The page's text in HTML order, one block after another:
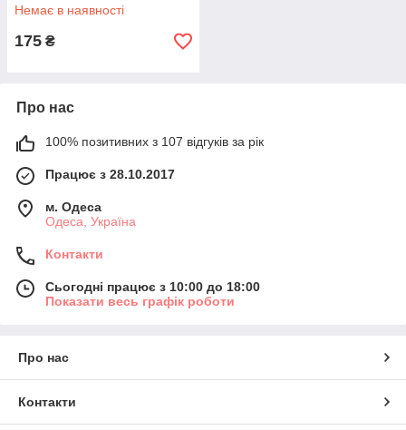
Немає в наявності
175 ₴
Про нас
100% позитивних з 107 відгуків за рік
Працює з 28.10.2017
м. Одеса
Одеса, Україна
Контакти
Сьогодні працює з 10:00 до 18:00
Показати весь графік роботи
Про нас
Контакти